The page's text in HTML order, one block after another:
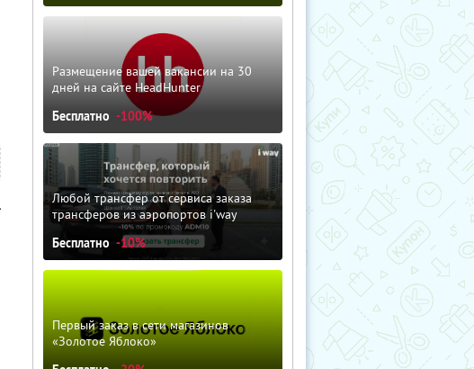
Размещение вашей вакансии на 30
дней на сайте HeadHunter
Бесплатно -100%
Любой трансфер от сервиса заказа
трансферов из аэропортов i'way
Бесплатно -10%
Первый заказ в сети магазинов
«Золотое Яблоко»